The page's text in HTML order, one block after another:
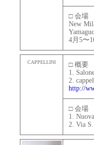
□ 会場
New
4月5〜
CAPPELLINI
□ 概要
1.
2.
http://
□ 会場
1.
2. Via